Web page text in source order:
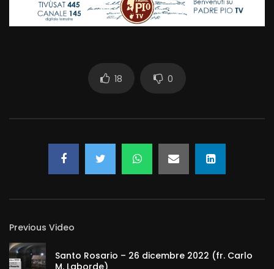
18 0
Previous Video
Santo Rosario – 26 dicembre 2022 (fr. Carlo